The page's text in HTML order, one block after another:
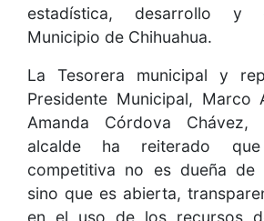
estadística, desarrollo y
Municipio de Chihuahua.
La Tesorera municipal y
Presidente Municipal, Marco
Amanda Córdova
alcalde ha reiterado
competitiva no es dueña de
sino que es abierta,
en el uso de los recursos